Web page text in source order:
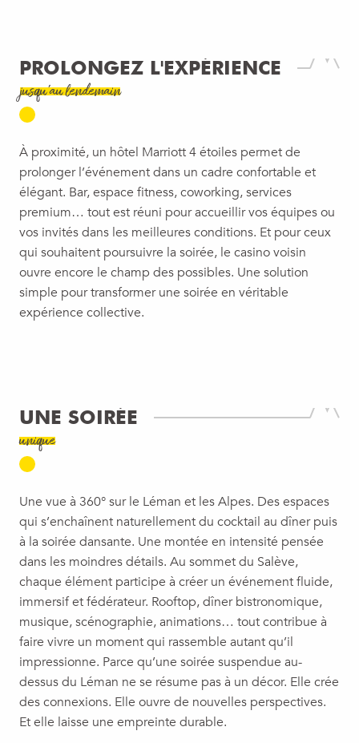
PROLONGEZ L'EXPÉRIENCE
jusqu’au lendemain
À proximité, un hôtel Marriott 4 étoiles permet de
prolonger l’événement dans un cadre confortable et
élégant. Bar, espace fitness, coworking, services
premium… tout est réuni pour accueillir vos équipes ou
vos invités dans les meilleures conditions. Et pour ceux
qui souhaitent poursuivre la soirée, le casino voisin
ouvre encore le champ des possibles. Une solution
simple pour transformer une soirée en véritable
expérience collective.
UNE SOIRÉE
unique
Une vue à 360° sur le Léman et les Alpes. Des espaces
qui s’enchaînent naturellement du cocktail au dîner puis
à la soirée dansante. Une montée en intensité pensée
dans les moindres détails. Au sommet du Salève,
chaque élément participe à créer un événement fluide,
immersif et fédérateur. Rooftop, dîner bistronomique,
musique, scénographie, animations… tout contribue à
faire vivre un moment qui rassemble autant qu’il
impressionne. Parce qu’une soirée suspendue au-
dessus du Léman ne se résume pas à un décor. Elle crée
des connexions. Elle ouvre de nouvelles perspectives.
Et elle laisse une empreinte durable.